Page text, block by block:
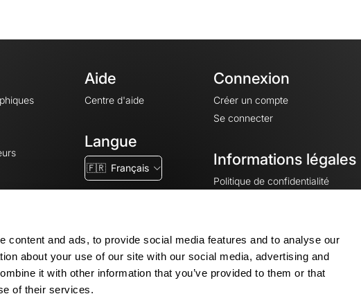
content and ads, to provide social media features and to analyse our
about your use of our site with our social media, advertising and
it with other information that you’ve provided to them or that
of their services.
Aide
Centre d'aide
Langue
🇫🇷 Français
Connexion
Créer un compte
Se connecter
Informations légales
Politique de confidentialité
Mentions légales
Paramètres des cookies